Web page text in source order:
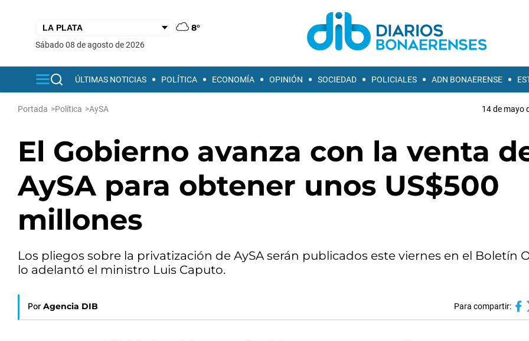
8°
sábado 08 de agosto de 2026
ÚLTIMAS NOTICIAS POLÍTICA ECONOMÍA OPINIÓN SOCIEDAD POLICIALES ADN BONAERENSE
Portada >Política >AySA 14 de mayo
El Gobierno avanza con la venta
AySA para obtener unos US$500
millones
Los pliegos sobre la privatización de AySA serán publicados este viernes en el Boletín
lo adelantó el ministro Luis Caputo.
Por Agencia DIB Para compartir: